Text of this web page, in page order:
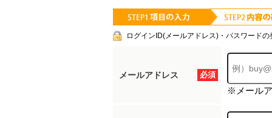
ログインID(メールアドレス)・パスワードの
必須
メールアドレス
※メール